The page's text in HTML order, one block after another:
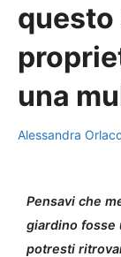
questo
una
Alessandra
Pensavi che
giardino fosse
potresti